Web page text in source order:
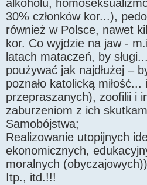
alkoholu,
30% członków kor...),
również w Polsce, nawet
kor. Co wyjdzie na jaw -
latach mataczeń, by
poużywać jak najdłużej –
poznało katolicką miłość...
przepraszanych), zoofilii i
zaburzeniom z ich
Samobójstwa;
Realizowanie utopijnych
ekonomicznych,
moralnych
Itp., itd.!!!